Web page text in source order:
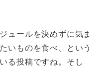
ュールを決めずに気ま
いものを食べ、という
る投稿ですね。そし